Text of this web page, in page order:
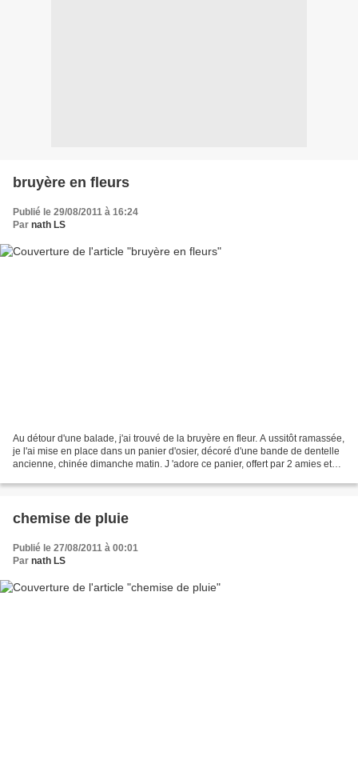
bruyère en fleurs
Publié le 29/08/2011 à 16:24
Par nath LS
Au détour d'une balade, j'ai trouvé de la bruyère en fleur. A ussitôt ramassée,
je l'ai mise en place dans un panier d'osier, décoré d'une bande de dentelle
ancienne, chinée dimanche matin. J 'adore ce panier, offert par 2 amies et
chemise de pluie
Publié le 27/08/2011 à 00:01
Par nath LS